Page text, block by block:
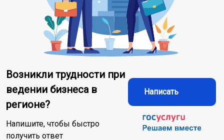
Возникли трудности при
ведении бизнеса в
регионе?
Напишите, чтобы быстро
получить ответ
Написать